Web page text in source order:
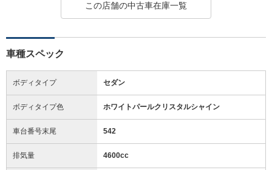
この店舗の中古車在庫一覧
車種スペック
ボディタイプ セダン
ボディタイプ色 ホワイトパールクリスタルシャイン
車台番号末尾 542
排気量 4600cc